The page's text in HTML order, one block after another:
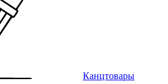
Канцтовары